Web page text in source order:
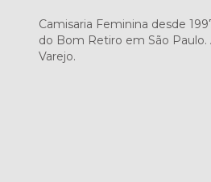
Camisaria Feminina desde
do Bom Retiro em São Paulo.
Varejo.